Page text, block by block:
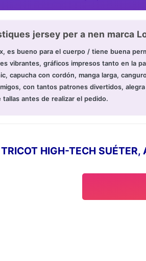
jersey per a nen marca
es bueno para el cuerpo / tiene buena
vibrantes, gráficos impresos tanto en la
capucha con cordón, manga larga,
con tantos patrones divertidos,
antes de realizar el pedido.
HIGH-TECH SUÉTER,